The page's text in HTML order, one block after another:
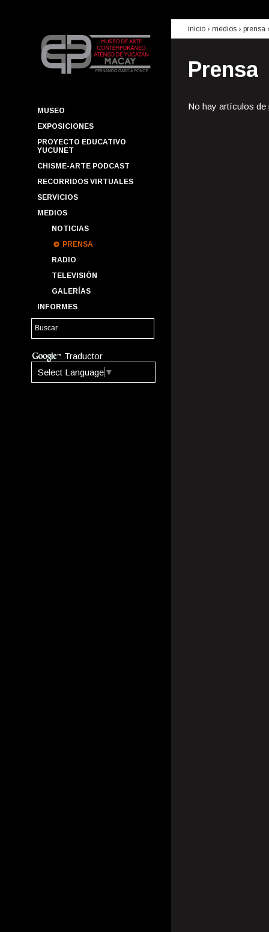
MUSEO
EXPOSICIONES
PROYECTO EDUCATIVO
YUCUNET
CHISME-ARTE PODCAST
RECORRIDOS VIRTUALES
SERVICIOS
MEDIOS
NOTICIAS
PRENSA
RADIO
TELEVISIÓN
GALERÍAS
INFORMES
Traductor
Select Language ▼
inicio › medios › prensa
Prensa
No hay artículos de